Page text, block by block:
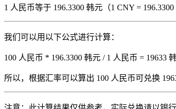
1 人民币等于 196.3300 韩元（1 CNY =
我们可以用以下公式进行计算：
100 人民币 * 196.3300 韩元 / 1 人民币 = 19633
所以，根据汇率可以算出 100 人民币可兑换